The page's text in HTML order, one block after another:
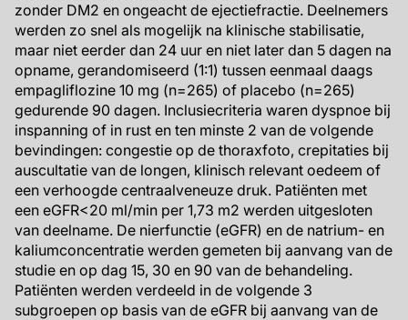
zonder DM2 en ongeacht de ejectiefractie. Deelnemers
werden zo snel als mogelijk na klinische stabilisatie,
maar niet eerder dan 24 uur en niet later dan 5 dagen na
opname, gerandomiseerd (1:1) tussen eenmaal daags
empagliflozine 10 mg (n=265) of placebo (n=265)
gedurende 90 dagen. Inclusiecriteria waren dyspnoe bij
inspanning of in rust en ten minste 2 van de volgende
bevindingen: congestie op de thoraxfoto, crepitaties bij
auscultatie van de longen, klinisch relevant oedeem of
een verhoogde centraalveneuze druk. Patiënten met
een eGFR<20 ml/min per 1,73 m2 werden uitgesloten
van deelname. De nierfunctie (eGFR) en de natrium- en
kaliumconcentratie werden gemeten bij aanvang van de
studie en op dag 15, 30 en 90 van de behandeling.
Patiënten werden verdeeld in de volgende 3
subgroepen op basis van de eGFR bij aanvang van de